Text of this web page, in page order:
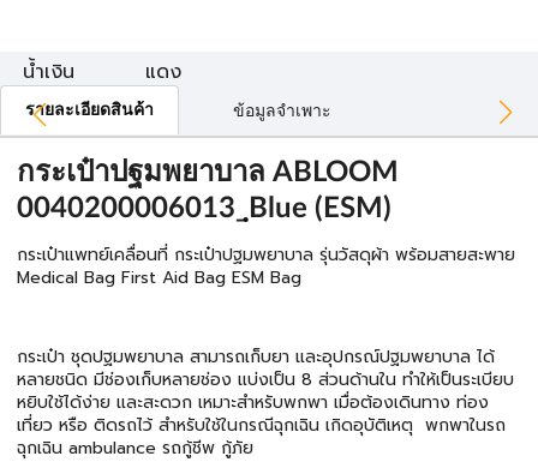
น้ำเงิน แดง
รายละเอียดสินค้า ข้อมูลจำเพาะ
กระเป๋าปฐมพยาบาล ABLOOM
0040200006013_ฺBlue (ESM)
กระเป๋าแพทย์เคลื่อนที่ กระเป๋าปฐมพยาบาล รุ่นวัสดุผ้า พร้อมสายสะพาย
Medical Bag First Aid Bag ESM Bag
กระเป๋า ชุดปฐมพยาบาล สามารถเก็บยา และอุปกรณ์ปฐมพยาบาล ได้
หลายชนิด มีช่องเก็บหลายช่อง แบ่งเป็น 8 ส่วนด้านใน ทำให้เป็นระเบียบ
หยิบใช้ได้ง่าย และสะดวก เหมาะสำหรับพกพา เมื่อต้องเดินทาง ท่อง
เที่ยว หรือ ติดรถไว้ สำหรับใช้ในกรณีฉุกเฉิน เกิดอุบัติเหตุ พกพาในรถ
ฉุกเฉิน ambulance รถกู้ชีพ กู้ภัย